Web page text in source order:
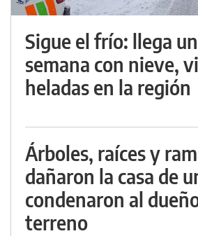
Sigue el frío: llega
semana con nieve,
heladas en la región
Árboles, raíces y
dañaron la casa de
condenaron al
terreno